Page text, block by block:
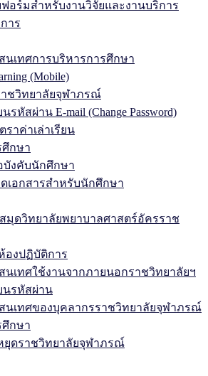
อร์มสำหรับงานวิจัยและงานบริการ
าร
นเทศการบริหารการศึกษา
(Mobile)
ชวิทยาลัยจุฬาภรณ์
รหัสผ่าน E-mail (Change Password)
ราค่าเล่าเรียน
กษา
บังคับนักศึกษา
เอกสารสำหรับนักศึกษา
มุดวิทยาลัยพยาบาลศาสตร์อัครราช
องปฏิบัติการ
นเทศใช้งานจากภายนอกราชวิทยาลัยฯ
นรหัสผ่าน
นเทศของบุคลากรราชวิทยาลัยจุฬาภรณ์
กษา
ดราชวิทยาลัยจุฬาภรณ์